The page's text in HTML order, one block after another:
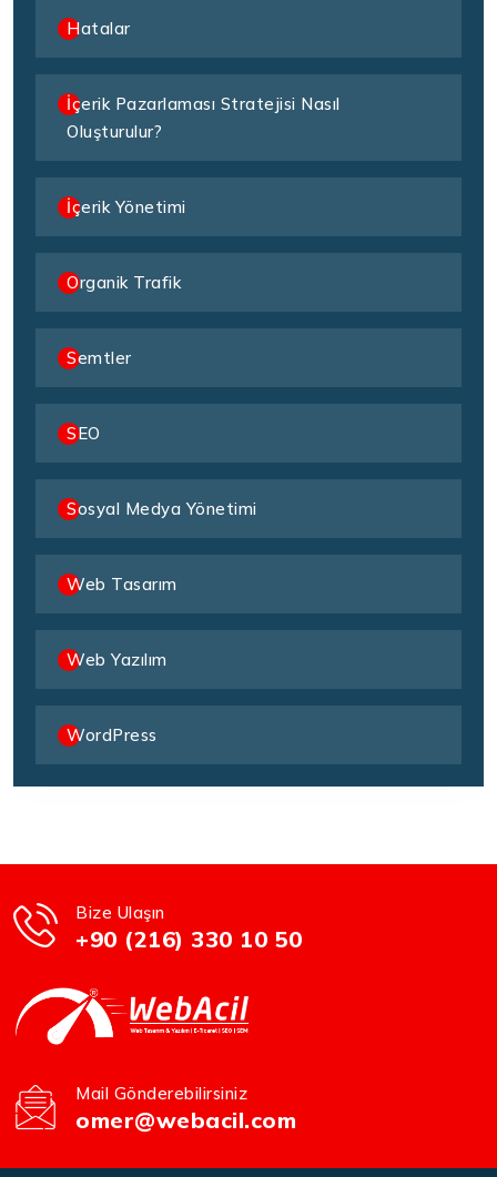
Hatalar
İçerik Pazarlaması Stratejisi Nasıl
Oluşturulur?
İçerik Yönetimi
Organik Trafik
Semtler
SEO
Sosyal Medya Yönetimi
Web Tasarım
Web Yazılım
WordPress
Bize Ulaşın
+90 (216) 330 10 50
Mail Gönderebilirsiniz
omer@webacil.com